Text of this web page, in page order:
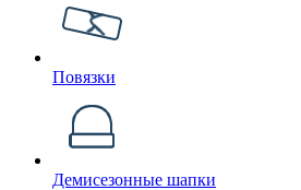
Повязки
Демисезонные шапки